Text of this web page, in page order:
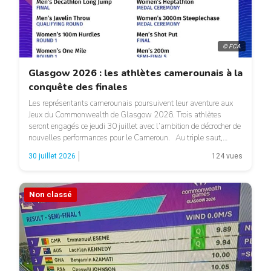
© FCA
Glasgow 2026 : les athlètes camerounais à la
conquête des finales
Les représentants camerounais poursuivent leur aventure aux
Jeux du Commonwealth de Glasgow 2026. Trois athlètes
seront engagés ce jeudi 30 juillet avec l’ambition de décrocher de
nouvelles performances pour le Cameroun. Au triple saut,
Derrick Gama et Raymond Nkwemy entreront en compétition
dès 12h25 pour les qualifications. Les deux athlètes tenteront
30 juillet 2026 124 vues
Non classé